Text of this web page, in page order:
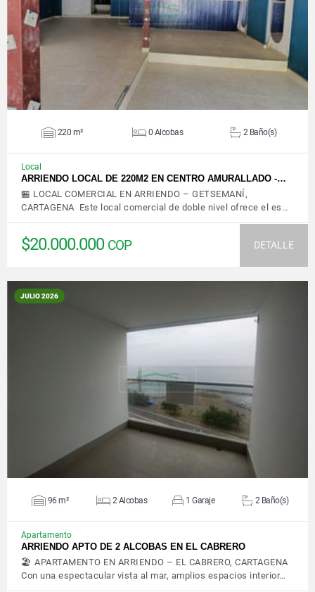
VER DETALLES
220 m² 0 Alcobas 2 Baño(s)
Local
ARRIENDO LOCAL DE 220M2 EN CENTRO AMURALLADO -…
🏪 LOCAL COMERCIAL EN ARRIENDO – GETSEMANÍ,
CARTAGENA Este local comercial de doble nivel ofrece el es…
$20.000.000 COP DETALLE
JULIO 2026
VER DETALLES
96 m² 2 Alcobas 1 Garaje 2 Baño(s)
Apartamento
ARRIENDO APTO DE 2 ALCOBAS EN EL CABRERO
🏖️ APARTAMENTO EN ARRIENDO – EL CABRERO, CARTAGENA
Con una espectacular vista al mar, amplios espacios interior…